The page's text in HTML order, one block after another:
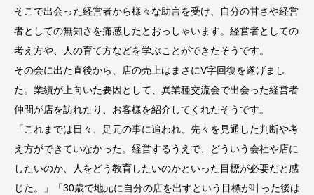
そこで出会った経営者から様々な助言を受け、自分の甘さや経営
者としての無知さを痛感したとおっしゃいます。経営者としての
考え方や、人の育て方などを学ぶことができたそうです。
その会に出た直後から、店の売上はまさにV字回復を遂げまし
た。業績が上向いた要因として、異業種交流会で出会った経営者
仲間が店を訪れたり、お客様を紹介してくれたそうです。
「これまでは日々、足元の事に追われ、先々を見通した判断や考
え方ができていなかった。経営するうえで、どういう会社や店に
したいのか、人をどう教育したいのかといった目標が必要だと感
じた。」「30歳で地元に自分の店を出すという目標が叶った後は